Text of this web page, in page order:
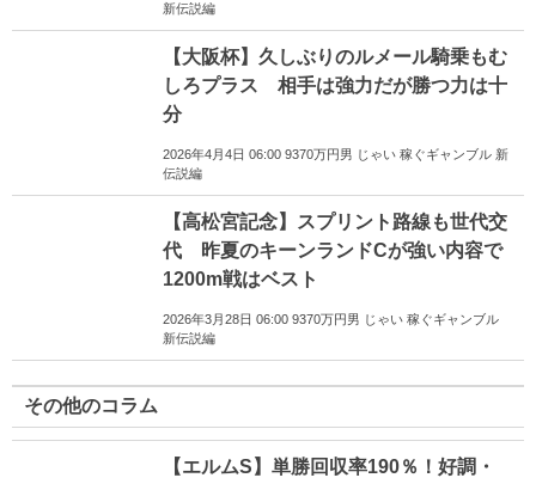
新伝説編
【大阪杯】久しぶりのルメール騎乗もむ
しろプラス 相手は強力だが勝つ力は十
分
2026年4月4日 06:00 9370万円男 じゃい 稼ぐギャンブル 新
伝説編
【高松宮記念】スプリント路線も世代交
代 昨夏のキーンランドCが強い内容で
1200m戦はベスト
2026年3月28日 06:00 9370万円男 じゃい 稼ぐギャンブル
新伝説編
その他のコラム
【エルムS】単勝回収率190％！好調・